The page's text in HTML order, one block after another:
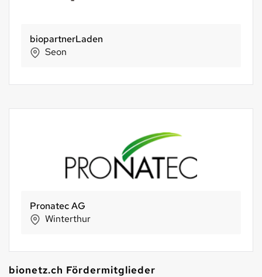
biopartnerLaden
Seon
Pronatec AG
Winterthur
bionetz.ch Fördermitglieder